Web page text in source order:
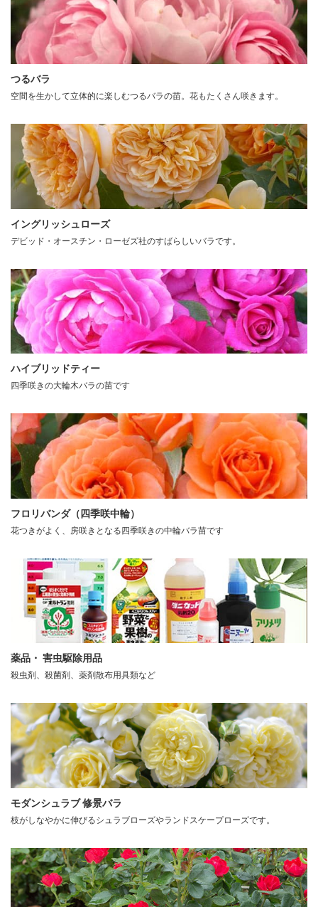
つるバラ
空間を生かして立体的に楽しむつるバラの苗。花もたくさん咲きます。
イングリッシュローズ
デビッド・オースチン・ローゼズ社のすばらしいバラです。
ハイブリッドティー
四季咲きの大輪木バラの苗です
フロリバンダ（四季咲中輪）
花つきがよく、房咲きとなる四季咲きの中輪バラ苗です
薬品・ 害虫駆除用品
殺虫剤、殺菌剤、薬剤散布用具類など
モダンシュラブ 修景バラ
枝がしなやかに伸びるシュラブローズやランドスケープローズです。